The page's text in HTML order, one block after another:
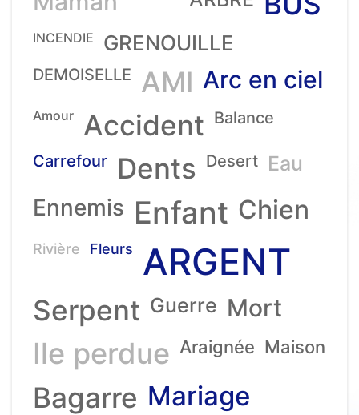
INCENDIE GRENOUILLE
DEMOISELLE AMI Arc en ciel
Amour Accident Balance
Carrefour Dents Desert Eau
Ennemis Enfant Chien
Rivière Fleurs ARGENT
Serpent Guerre Mort
Ile perdue Araignée Maison
Bagarre Mariage